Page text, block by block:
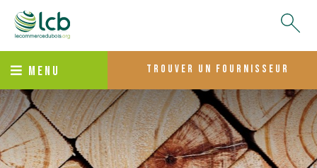
MENU trouver un fournisseur